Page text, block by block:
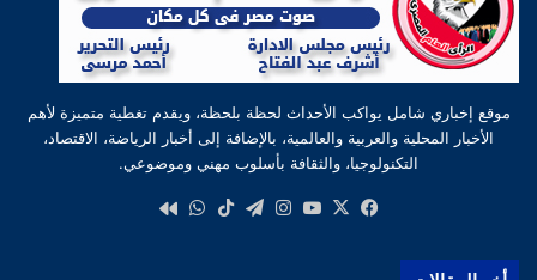
موقع إخباري شامل يواكب الأحداث لحظة بلحظة، ويقدم تغطية متميزة لأهم
الأخبار المحلية والعربية والعالمية، بالإضافة إلى أخبار الرياضة، الاقتصاد،
التكنولوجيا، والثقافة بأسلوب مهني وموضوعي.
فيسبوك
‫X
‫YouTube
انستقرام
تيلقرام‫TikTokواتساب